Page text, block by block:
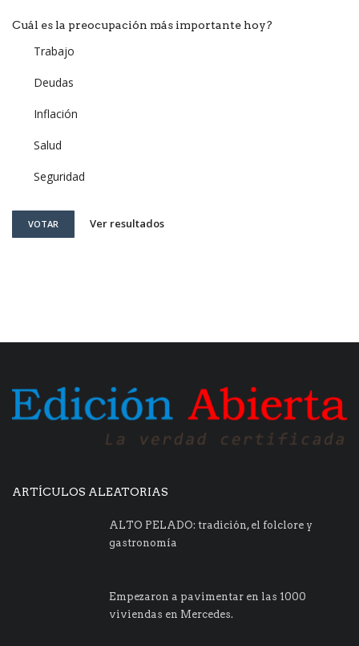
Cuál es la preocupación más importante hoy?
Trabajo
Deudas
Inflación
Salud
Seguridad
VOTAR Ver resultados
ARTÍCULOS ALEATORIAS
ALTO PELADO: tradición, el folclore y
gastronomía
Empezaron a pavimentar en las 1000
viviendas en Mercedes.